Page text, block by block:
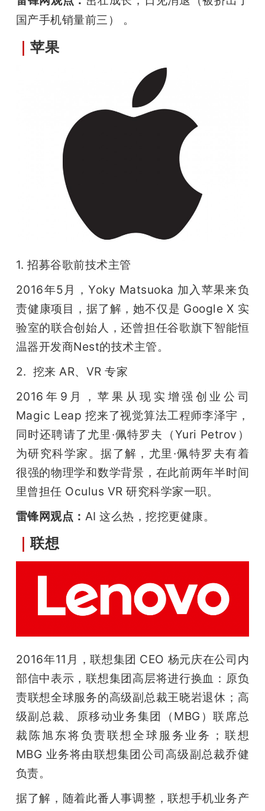
国产手机销量前三）
。
｜苹果
1. 招募谷歌前技术主管
2016年5月，Yoky Matsuoka 加入苹果来负
责健康项目，据了解，她不仅是 Google X 实
验室的联合创始人，还曾担任谷歌旗下智能恒
温器开发商Nest的技术主管。
2.  挖来 AR、VR 专家
2016年9月，苹果从现实增强创业公司
Magic Leap 挖来了视觉算法工程师李泽宇，
同时还聘请了尤里·佩特罗夫（Yuri Petrov）
为研究科学家。据了解，尤里·佩特罗夫有着
很强的物理学和数学背景，在此前两年半时间
里曾担任 Oculus VR 研究科学家一职。
雷锋网观点： AI 这么热，挖挖更健康。
｜联想
2016年11月，联想集团 CEO 杨元庆在公司内
部信中表示，联想集团高层将进行换血：原负
责联想全球服务的高级副总裁王晓岩退休；高
级副总裁、原移动业务集团（MBG）联席总
裁陈旭东将负责联想全球服务业务；联想
MBG 业务将由联想集团公司高级副总裁乔健
负责。
据了解，随着此番人事调整，联想手机业务产